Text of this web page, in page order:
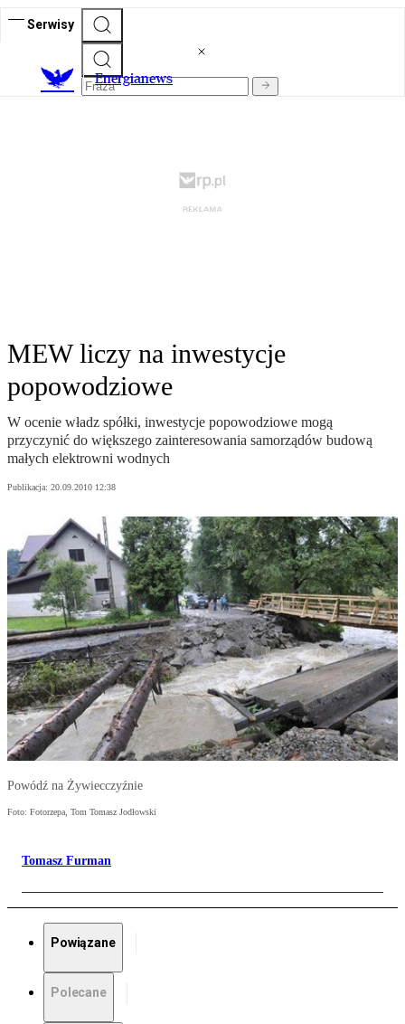
Serwisy
Energianews
MEW liczy na inwestycje
popowodziowe
W ocenie władz spółki, inwestycje popowodziowe mogą
przyczynić do większego zainteresowania samorządów budową
małych elektrowni wodnych
Publikacja: 20.09.2010 12:38
Powódź na Żywiecczyźnie
Foto: Fotorzepa, Tom Tomasz Jodłowski
Tomasz Furman
Powiązane
Polecane